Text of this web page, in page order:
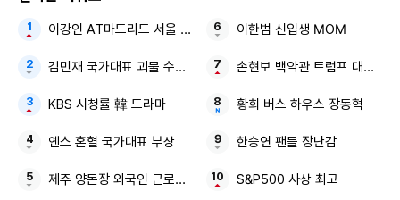
이강인 AT마드리드 서울 3대
김민재 국가대표 괴물 수비수 남아공전 졸전
KBS 시청률 韓 드라마
옌스 혼혈 국가대표 부상
제주 양돈장 외국인 근로자 질식해 숨져
이한범 신입생 MOM
손현보 백악관 트럼프 대통령
황희 버스 하우스 장동혁
한승연 팬들 장난감
S&P500 사상 최고